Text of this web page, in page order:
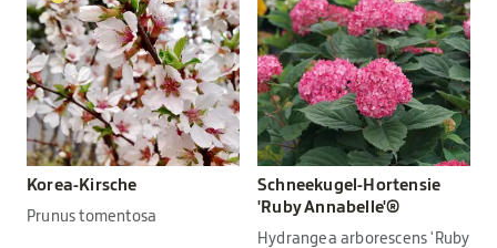
Korea-Kirsche
Prunus tomentosa
Schneekugel-Hortensie
'Ruby Annabelle'®
Hydrangea arborescens 'Ruby